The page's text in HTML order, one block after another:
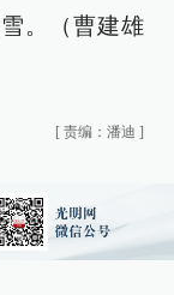
。（曹建雄
[ 责编：潘迪 ]